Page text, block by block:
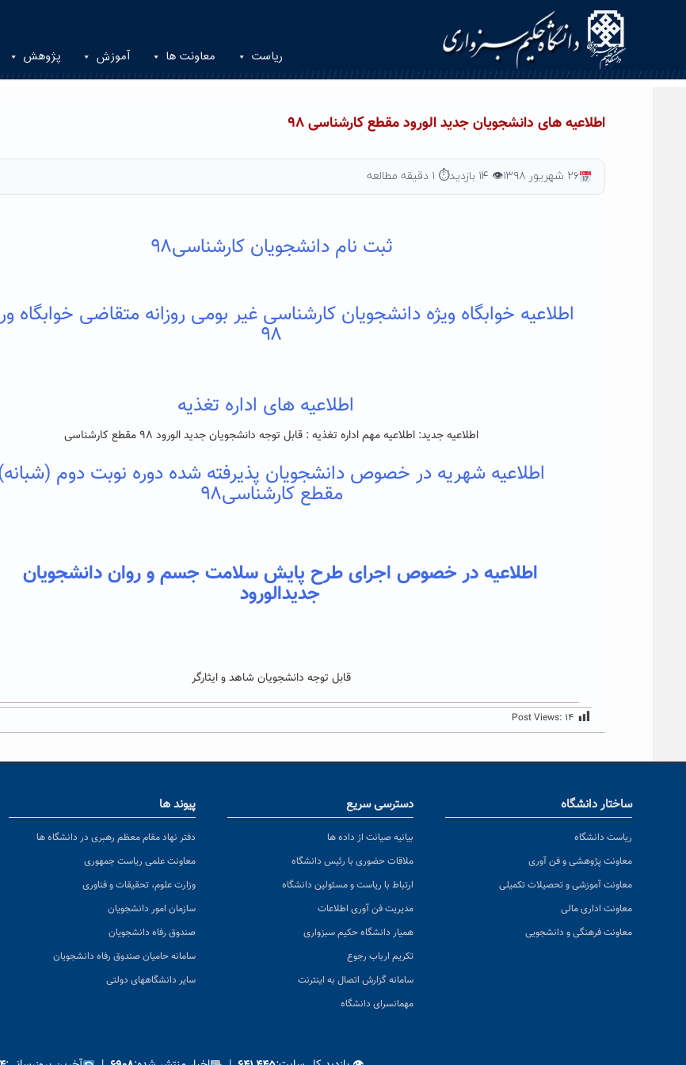
ریاست معاونت ها آموزش پژوهش
اطلاعیه های دانشجویان جدید الورود مقطع کارشناسی ۹۸
۲۶ شهریور ۱۳۹۸ 👁 ۱۴ بازدید ⏱ ۱ دقیقه مطالعه
ثبت نام دانشجویان کارشناسی۹۸
اطلاعیه خوابگاه ویژه دانشجویان کارشناسی غیر بومی روزانه متقاضی خوابگاه
۹۸
اطلاعیه های اداره تغذیه
اطلاعیه جدید: اطلاعیه مهم اداره تغذیه : قابل توجه دانشجویان جدید الورود ۹۸ مقطع کارشناسی
اطلاعیه شهریه در خصوص دانشجویان پذیرفته شده دوره نوبت دوم
مقطع کارشناسی۹۸
اطلاعیه در خصوص اجرای طرح پایش سلامت جسم و روان دانشجویان
جدیدالورود
قابل توجه دانشجویان شاهد و ایثارگر
Post Views: ۱۴
ساختار دانشگاه
ریاست دانشگاه
معاونت پژوهشی و فن آوری
معاونت آموزشی و تحصیلات تکمیلی
معاونت اداری مالی
معاونت فرهنگی و دانشجویی
دسترسی سریع
بیانیه صیانت از داده ها
ملاقات حضوری با رئیس دانشگاه
ارتباط با ریاست و مسئولین دانشگاه
مدیریت فن آوری اطلاعات
همیار دانشگاه حکیم سبزواری
تکریم ارباب رجوع
سامانه گزارش اتصال به اینترنت
مهمانسرای دانشگاه
پیوند ها
دفتر نهاد مقام معظم رهبری در دانشگاه ها
معاونت علمی ریاست جمهوری
وزارت علوم، تحقیقات و فناوری
سازمان امور دانشجویان
صندوق رفاه دانشجویان
سامانه حامیان صندوق رفاه دانشجویان
سایر دانشگاههای دولتی